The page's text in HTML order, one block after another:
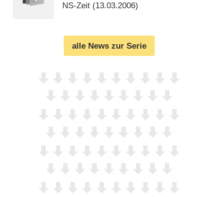
NS-Zeit (13.03.2006)
alle News zur Serie